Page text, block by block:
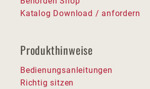
Katalog Download / anfordern
Produkthinweise
Bedienungsanleitungen
Richtig sitzen